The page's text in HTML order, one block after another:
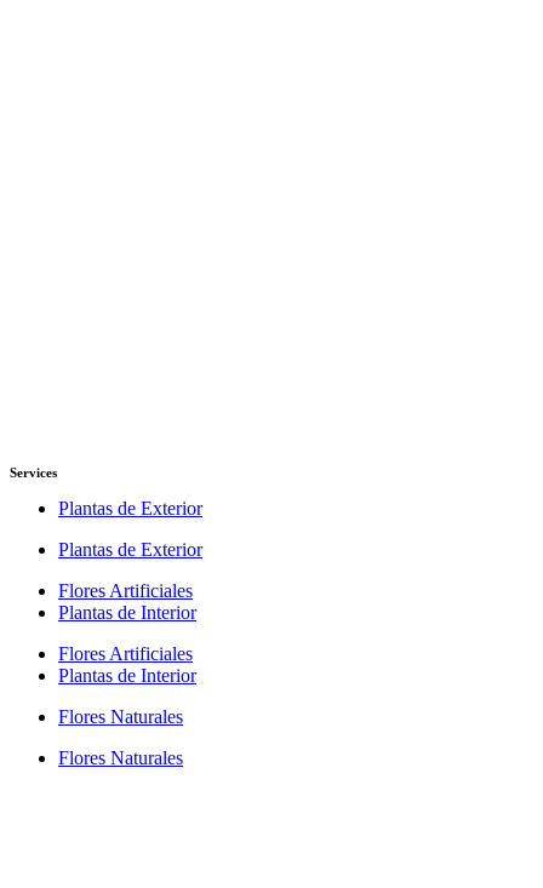
Services
Plantas de Exterior
Plantas de Exterior
Flores Artificiales
Plantas de Interior
Flores Artificiales
Plantas de Interior
Flores Naturales
Flores Naturales